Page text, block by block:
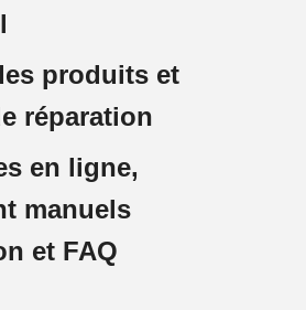
produits et
réparation
en ligne,
manuels
et FAQ